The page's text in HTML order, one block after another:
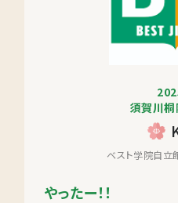
須賀川桐
ベスト学院自
やったー！！